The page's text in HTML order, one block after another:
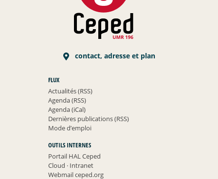
contact, adresse et plan
FLUX
Actualités (RSS)
Agenda (RSS)
Agenda (iCal)
Dernières publications (RSS)
Mode d’emploi
OUTILS INTERNES
Portail HAL Ceped
Cloud ·Intranet
Webmail ceped.org